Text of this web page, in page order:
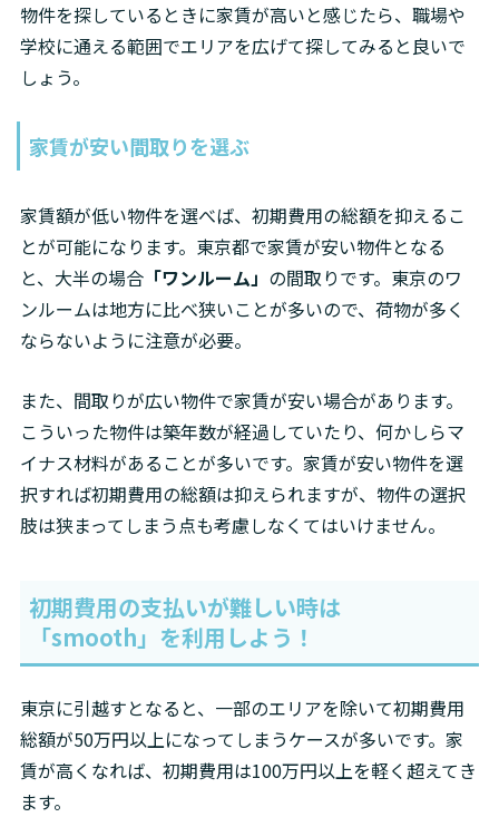
物件を探しているときに家賃が高いと感じたら、職場や
学校に通える範囲でエリアを広げて探してみると良いで
しょう。
家賃が安い間取りを選ぶ
家賃額が低い物件を選べば、初期費用の総額を抑えるこ
とが可能になります。東京都で家賃が安い物件となる
と、大半の場合「ワンルーム」 の間取りです。東京のワ
ンルームは地方に比べ狭いことが多いので、荷物が多く
ならないように注意が必要。
また、間取りが広い物件で家賃が安い場合があります。
こういった物件は築年数が経過していたり、何かしらマ
イナス材料があることが多いです。家賃が安い物件を選
択すれば初期費用の総額は抑えられますが、物件の選択
肢は狭まってしまう点も考慮しなくてはいけません。
初期費用の支払いが難しい時は
「smooth」を利用しよう！
東京に引越すとなると、一部のエリアを除いて初期費用
総額が50万円以上になってしまうケースが多いです。家
賃が高くなれば、初期費用は100万円以上を軽く超えてき
ます。